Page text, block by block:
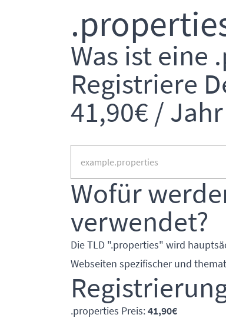
Was ist eine
Registriere
41,90€ / Jahr
Wofür
verwendet?
Die TLD ".properties" wird
Webseiten spezifischer und
.properties Preis:41,90€